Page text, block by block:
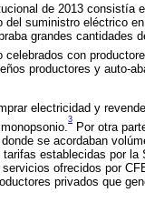
de 2013 consistía
suministro eléctrico
grandes cantidades
con
productores y auto-
electricidad y
3
Por otra
se acordaban
establecidas por
ofrecidos por
privados que